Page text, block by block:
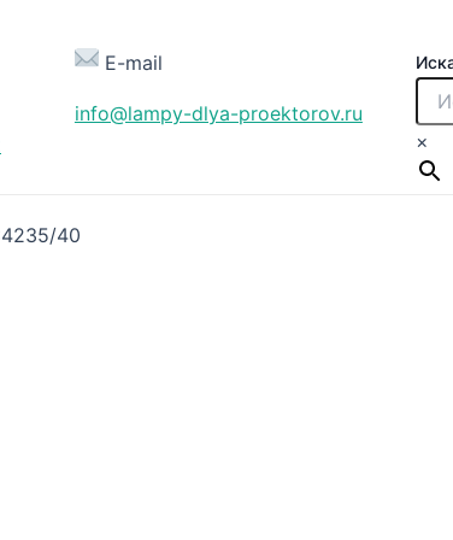
E-mail
info@lampy-dlya-proektorov.ru
×
40